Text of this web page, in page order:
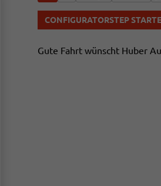
CONFIGURATORSTEP
Gute Fahrt wünscht Huber